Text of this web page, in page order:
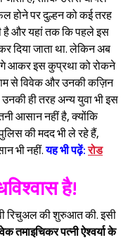
होने पर दुल्हन को कई तरह
है और यहां तक कि पहले इस
दिया जाता था. लेकिन अब
आकर इस कुप्रथा को रोकने
से विवेक और उनकी कज़िन
ही तरह अन्य युवा भी इस
आसान नहीं है, क्योंकि
की मदद भी ले रहे हैं,
भी नहीं.यह भी पढ़ें:रोड
है!
रिचुअल की शुरुआत की. इसी
तमाइचिकर पत्नी ऐश्‍वर्या के